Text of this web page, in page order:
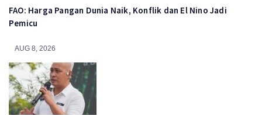
FAO: Harga Pangan Dunia Naik, Konflik dan El Nino Jadi
Pemicu
AUG 8, 2026